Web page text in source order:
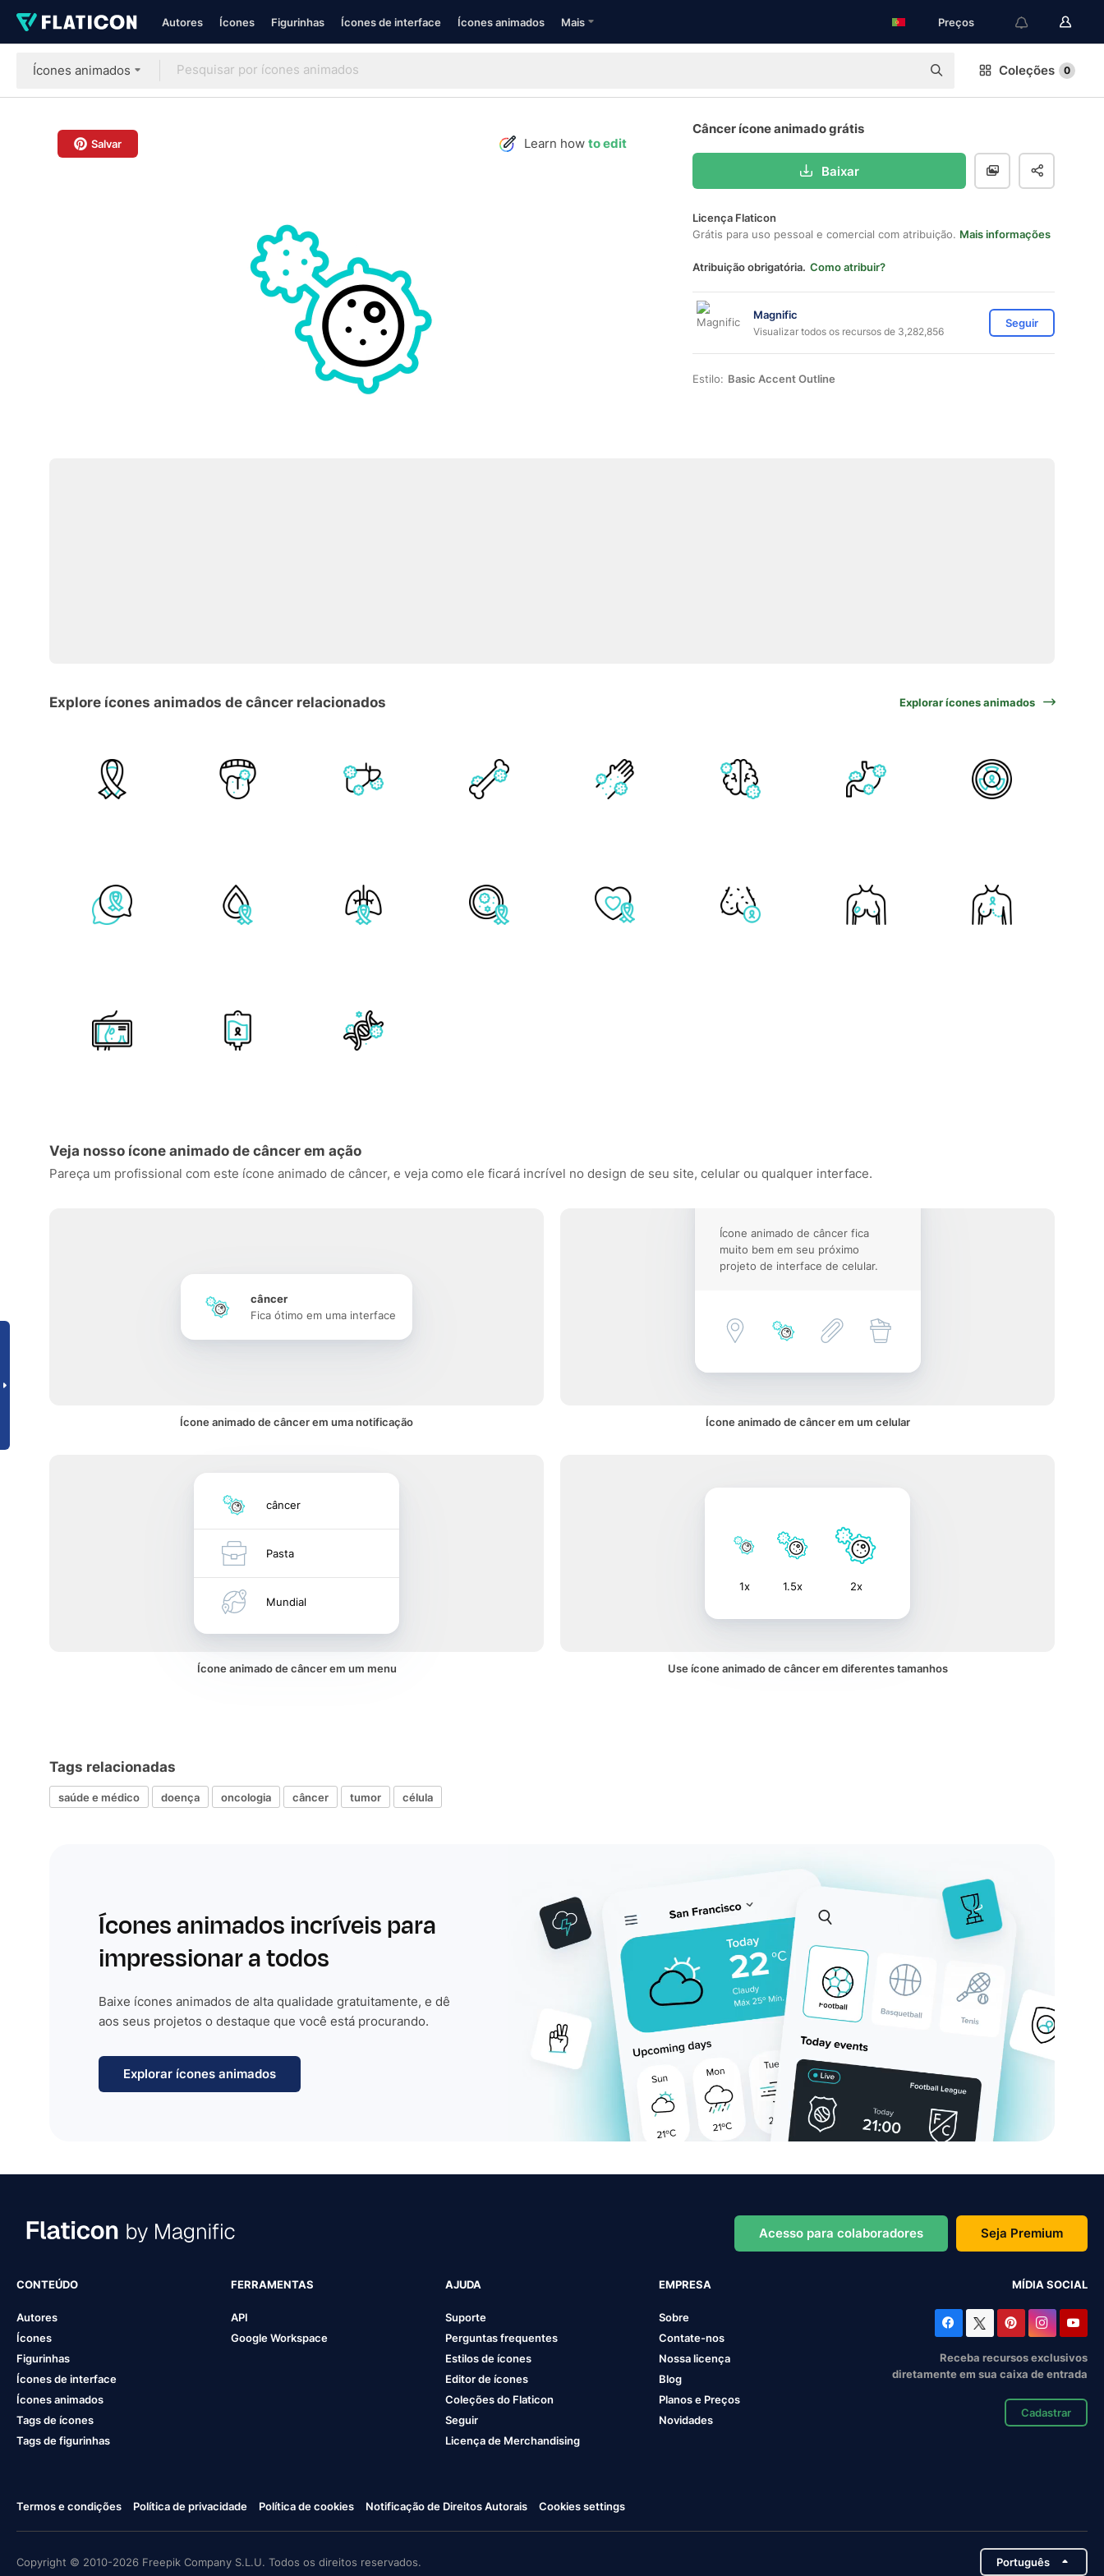
Autores Ícones Figurinhas Ícones de interface Ícones animados Mais Preços
Ícones animados Coleções 0
Salvar Learn how to edit
Câncer ícone animado grátis
Baixar
Licença Flaticon
Grátis para uso pessoal e comercial com atribuição. Mais informações
Atribuição obrigatória. Como atribuir?
Magnific
Visualizar todos os recursos de 3,282,856
Seguir
Estilo: Basic Accent Outline
Explore ícones animados de câncer relacionados Explorar ícones animados
Veja nosso ícone animado de câncer em ação
Pareça um profissional com este ícone animado de câncer, e veja como ele ficará incrível no design de seu site, celular ou qualquer interface.
câncer
Fica ótimo em uma interface
Ícone animado de câncer em uma notificação
Ícone animado de câncer fica
muito bem em seu próximo
projeto de interface de celular.
Ícone animado de câncer em um celular
câncer
Pasta
Mundial
Ícone animado de câncer em um menu
1x 1.5x 2x
Use ícone animado de câncer em diferentes tamanhos
Tags relacionadas
saúde e médico doença oncologia câncer tumor célula
Ícones animados incríveis para
impressionar a todos
Baixe ícones animados de alta qualidade gratuitamente, e dê
aos seus projetos o destaque que você está procurando.
Explorar ícones animados
Acesso para colaboradores Seja Premium
CONTEÚDO
Autores
Ícones
Figurinhas
Ícones de interface
Ícones animados
Tags de ícones
Tags de figurinhas
FERRAMENTAS
API
Google Workspace
AJUDA
Suporte
Perguntas frequentes
Estilos de ícones
Editor de ícones
Coleções do Flaticon
Seguir
Licença de Merchandising
EMPRESA
Sobre
Contate-nos
Nossa licença
Blog
Planos e Preços
Novidades
MÍDIA SOCIAL
Receba recursos exclusivos
diretamente em sua caixa de entrada
Cadastrar
Termos e condições Política de privacidade Política de cookies Notificação de Direitos Autorais Cookies settings
Copyright © 2010-2026 Freepik Company S.L.U. Todos os direitos reservados. Português